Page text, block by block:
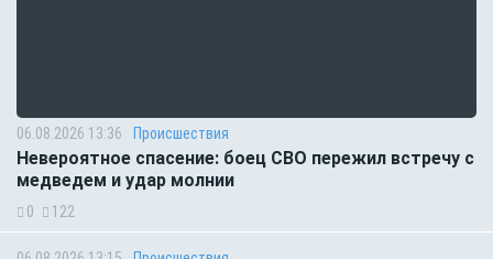
06.08.2026 13:36 Происшествия
Невероятное спасение: боец СВО пережил встречу с
медведем и удар молнии
0 122